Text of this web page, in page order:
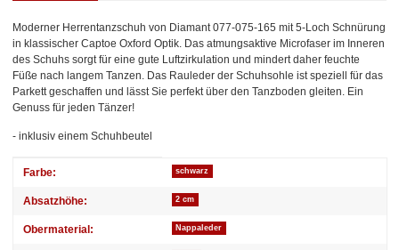
Moderner Herrentanzschuh von Diamant 077-075-165 mit 5-Loch Schnürung
in klassischer Captoe Oxford Optik. Das atmungsaktive Microfaser im Inneren
des Schuhs sorgt für eine gute Luftzirkulation und mindert daher feuchte
Füße nach langem Tanzen. Das Rauleder der Schuhsohle ist speziell für das
Parkett geschaffen und lässt Sie perfekt über den Tanzboden gleiten. Ein
Genuss für jeden Tänzer!
- inklusiv einem Schuhbeutel
Produkteigenschaft
Wert
Farbe: schwarz
Absatzhöhe: 2 cm
Obermaterial: Nappaleder